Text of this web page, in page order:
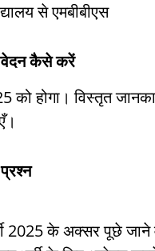
से एमबीबीएस
कैसे करें
को होगा। विस्तृत
2025 के अक्सर पूछे जाने